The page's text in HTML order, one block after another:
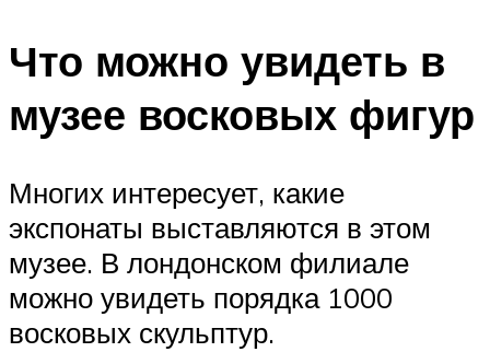
Что можно увидеть в
музее восковых фигур
Многих интересует, какие
экспонаты выставляются в этом
музее. В лондонском филиале
можно увидеть порядка 1000
восковых скульптур.